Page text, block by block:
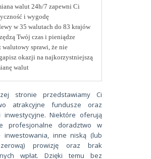
walut 24h/7 zapewni Ci
i wygodę
w 35 walutach do 83 krajów
Twój czas i pieniądze
walutowy sprawi, że nie
okazji na najkorzystniejszą
walut
stronie przedstawiamy Ci
atrakcyjne fundusze oraz
inwestycyjne. Niektóre oferują
profesjonalne doradztwo w
inwestowania, inne niską (lub
prowizję oraz brak
wpłat. Dzięki temu bez